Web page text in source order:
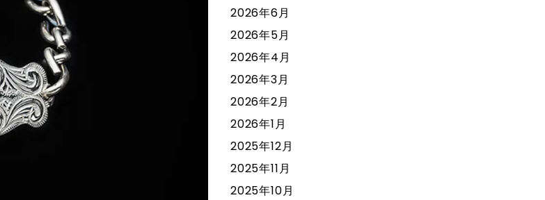
2026年6月
2026年5月
2026年4月
2026年3月
2026年2月
2026年1月
2025年12月
2025年11月
2025年10月